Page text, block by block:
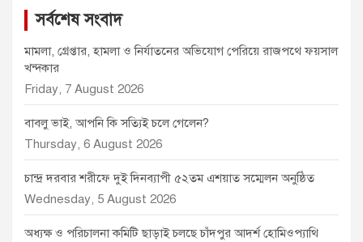
সর্বশেষ সংবাদ
মামলা, গ্রেপ্তার, হামলা ও নির্যাতনের অভিযোগ পেরিয়ে রাজপথে ফয়সাল
খন্দকার
Friday, 7 August 2026
বাবলু ভাই, আপনি কি সত্যিই চলে গেলেন?
Thursday, 6 August 2026
চান্দ্র দরবার শরীফে দুই দিনব্যাপী ৫২তম এশয়াত সম্মেলন অনুষ্ঠিত
Wednesday, 5 August 2026
অধ্যক্ষ ও পরিচালনা কমিটি ছাড়াই চলছে চাঁদপুর আদর্শ হোমিওপ্যাথি